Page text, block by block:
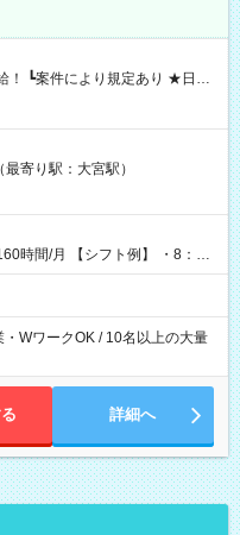
の日に現金GET♪ お仕事後はコ
！ 【試用期間】試
寄り駅：大宮駅）
例】 ・8：00
WワークOK / 10名以上の大量
詳細へ